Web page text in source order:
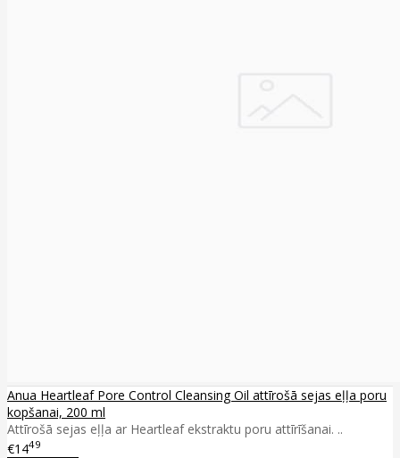
Anua Heartleaf Pore Control Cleansing Oil attīrošā sejas eļļa poru
kopšanai, 200 ml
Attīrošā sejas eļļa ar Heartleaf ekstraktu poru attīrīšanai. ..
€1449